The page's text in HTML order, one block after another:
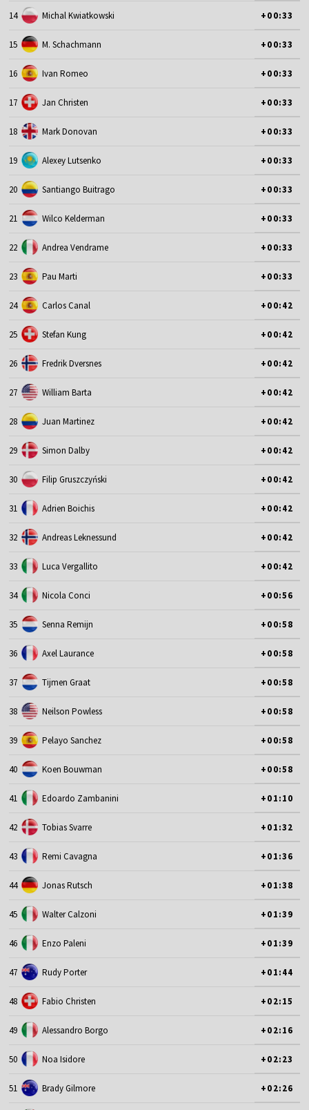
14 Michal Kwiatkowski +00:33
15 M. Schachmann +00:33
16 Ivan Romeo +00:33
17 Jan Christen +00:33
18 Mark Donovan +00:33
19 Alexey Lutsenko +00:33
20 Santiango Buitrago +00:33
21 Wilco Kelderman +00:33
22 Andrea Vendrame +00:33
23 Pau Marti +00:33
24 Carlos Canal +00:42
25 Stefan Kung +00:42
26 Fredrik Dversnes +00:42
27 William Barta +00:42
28 Juan Martinez +00:42
29 Simon Dalby +00:42
30 Filip Gruszczyński +00:42
31 Adrien Boichis +00:42
32 Andreas Leknessund +00:42
33 Luca Vergallito +00:42
34 Nicola Conci +00:56
35 Senna Remijn +00:58
36 Axel Laurance +00:58
37 Tijmen Graat +00:58
38 Neilson Powless +00:58
39 Pelayo Sanchez +00:58
40 Koen Bouwman +00:58
41 Edoardo Zambanini +01:10
42 Tobias Svarre +01:32
43 Remi Cavagna +01:36
44 Jonas Rutsch +01:38
45 Walter Calzoni +01:39
46 Enzo Paleni +01:39
47 Rudy Porter +01:44
48 Fabio Christen +02:15
49 Alessandro Borgo +02:16
50 Noa Isidore +02:23
51 Brady Gilmore +02:26